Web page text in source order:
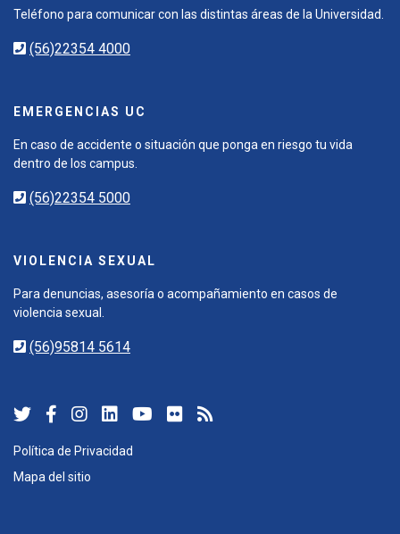
Teléfono para comunicar con las distintas áreas de la Universidad.
(56)22354 4000
EMERGENCIAS UC
En caso de accidente o situación que ponga en riesgo tu vida
dentro de los campus.
(56)22354 5000
VIOLENCIA SEXUAL
Para denuncias, asesoría o acompañamiento en casos de
violencia sexual.
(56)95814 5614
Política de Privacidad
Mapa del sitio